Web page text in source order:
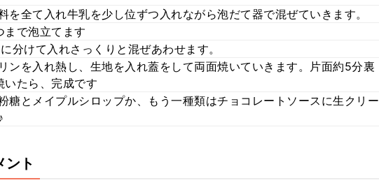
を全て入れ牛乳を少し位ずつ入れながら泡だて器で混ぜていきます。
まで泡立てます
分けて入れさっくりと混ぜあわせます。
ンを入れ熱し、生地を入れ蓋をして両面焼いていきます。片面約5分裏
たら、完成です
糖とメイプルシロップか、もう一種類はチョコレートソースに生クリー
ント